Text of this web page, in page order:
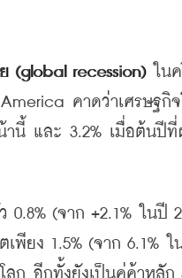
(global recession) ใน
คาดว่าเศรษฐกิ
านี้ และ 3.2% เมื่อต้นปีที่
0.8% (จาก +2.1% ในปี
เพียง 1.5% (จาก 6.1% ใ
ลก อีกทั้งยังเป็นคู่ค้าหลัก